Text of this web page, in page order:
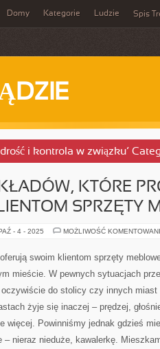
Domy Kategorie Ludzie Spis
i kontrola w związku’
KTÓRE
SPRZĘTY
- 4 - 2025 MOŻLIWOŚĆ
oferują swoim klientom sprzęty
mieście. W pewnych sytuacjach
do stolicy czy innych miast
żyje się inaczej – prędzej,
więcej. Powinniśmy jednak gdzieś
– nieraz nieduże, kawalerkę.